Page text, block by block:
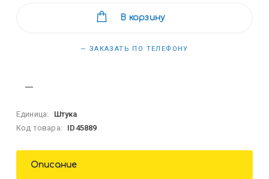
В корзину
— ЗАКАЗАТЬ ПО ТЕЛЕФОНУ
Единица:
Штука
Код товара:
ID45889
Описание